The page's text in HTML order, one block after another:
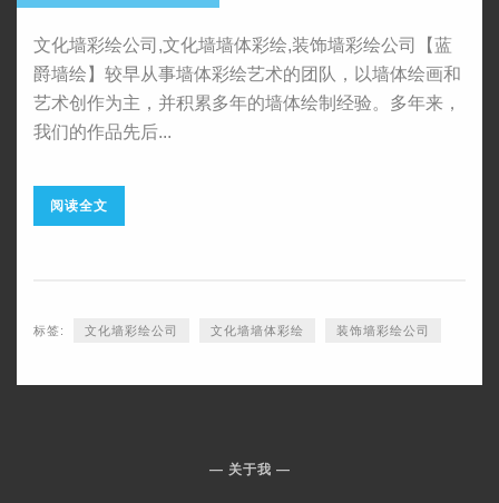
文化墙彩绘公司,文化墙墙体彩绘,装饰墙彩绘公司【蓝
爵墙绘】较早从事墙体彩绘艺术的团队，以墙体绘画和
艺术创作为主，并积累多年的墙体绘制经验。多年来，
我们的作品先后...
阅读全文
标签: 文化墙彩绘公司 文化墙墙体彩绘 装饰墙彩绘公司
关于我